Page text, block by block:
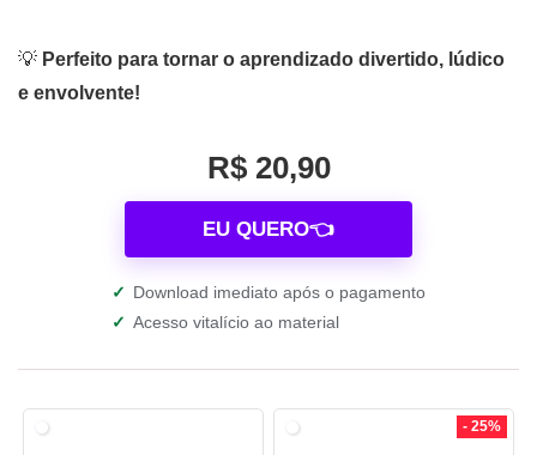
💡 Perfeito para tornar o aprendizado divertido, lúdico
e envolvente!
R$ 20,90
EU QUERO👈
✓ Download imediato após o pagamento
✓ Acesso vitalício ao material
- 25%